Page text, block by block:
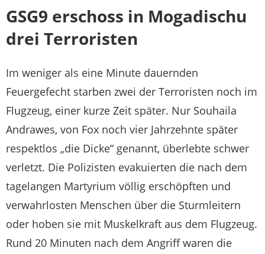
GSG9 erschoss in Mogadischu
drei Terroristen
Im weniger als eine Minute dauernden
Feuergefecht starben zwei der Terroristen noch im
Flugzeug, einer kurze Zeit später. Nur Souhaila
Andrawes, von Fox noch vier Jahrzehnte später
respektlos „die Dicke“ genannt, überlebte schwer
verletzt. Die Polizisten evakuierten die nach dem
tagelangen Martyrium völlig erschöpften und
verwahrlosten Menschen über die Sturmleitern
oder hoben sie mit Muskelkraft aus dem Flugzeug.
Rund 20 Minuten nach dem Angriff waren die